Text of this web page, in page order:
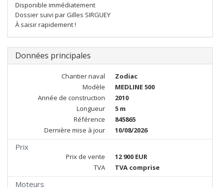
Disponible immédiatement
Dossier suivi par Gilles SIRGUEY
À saisir rapidement !
Données principales
Chantier naval
Zodiac
Modèle
MEDLINE 500
Année de construction
2010
Longueur
5 m
Référence
845865
Dernière mise à jour
10/08/2026
Prix
Prix de vente
12 900 EUR
TVA
TVA comprise
Moteurs